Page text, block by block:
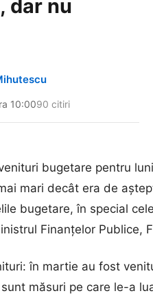
dar nu
10:0090 citiri
bugetare pentru
mari decât era de
bugetare, în special
Finanţelor Publice,
în martie au fost
măsuri pe care le-a